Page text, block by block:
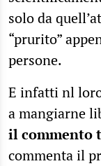
solo da
“prurito”
persone.
E infatti nl
a mangiarne
il commento
commenta il